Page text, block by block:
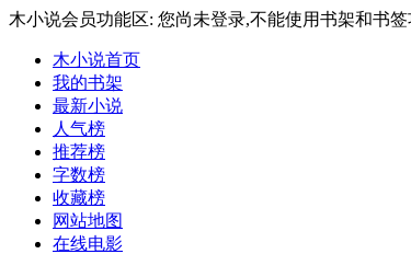
木小说会员功能区: 您尚未登录,不能使用书架和书
木小说首页
我的书架
最新小说
人气榜
推荐榜
字数榜
收藏榜
网站地图
在线电影